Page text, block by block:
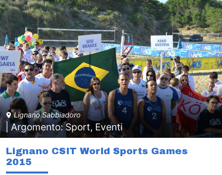
Lignano Sabbiadoro
| Argomento: Sport, Eventi
Lignano CSIT World Sports Games
2015